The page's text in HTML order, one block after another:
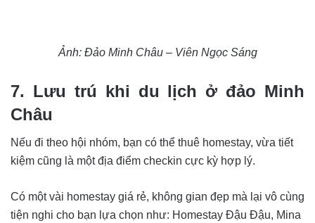
Ảnh: Đảo Minh Châu – Viên Ngọc Sáng
7. Lưu trú khi du lịch ở đảo Minh
Châu
Nếu đi theo hội nhóm, bạn có thể thuê homestay, vừa tiết
kiệm cũng là một địa điểm checkin cực kỳ hợp lý.
Có một vài homestay giá rẻ, không gian đẹp mà lại vô cùng
tiện nghi cho bạn lựa chọn như: Homestay Đậu Đậu, Mina